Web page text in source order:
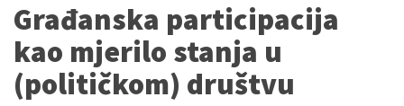
Građanska participacija
kao mjerilo stanja u
(političkom) društvu